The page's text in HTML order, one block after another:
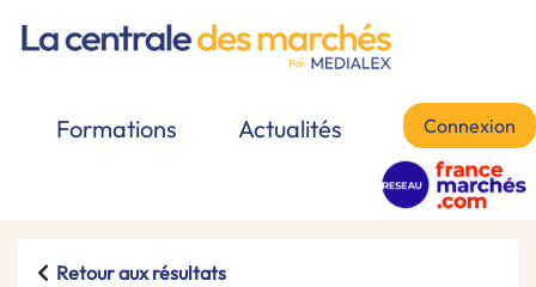
Formations Actualités Connexion
Retour aux résultats